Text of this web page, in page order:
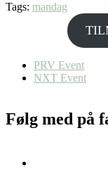
Tags: mandag
PRV Event
NXT Event
Følg med på